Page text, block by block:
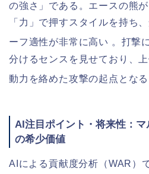
の強さ」である。エースの熊
「力」で押すスタイルを持ち
ーフ適性が非常に高い 。打撃
分けるセンスを見せており、
動力を絡めた攻撃の起点となる
AI注目ポイント・将来性：
の希少価値
AIによる貢献度分析（WAR）